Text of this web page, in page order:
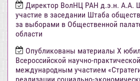
Директор ВолНЦ РАН д.э.н. А.А.
участие в заседании Штаба
за выборами в Общественной
области
Опубликованы материалы X
Всероссийской научно-
международным участием